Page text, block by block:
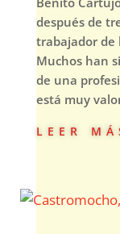
después de
trabajador de
Muchos han
de una
está muy
leer